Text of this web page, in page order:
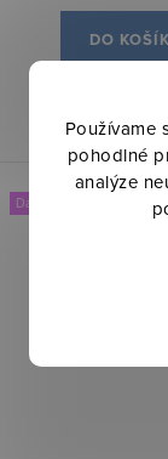
Používame
pohodlné
analýze
DO
Dancing